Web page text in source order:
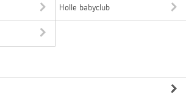
Holle babyclub